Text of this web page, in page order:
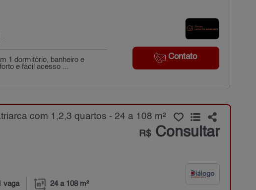
Contato
-
1 dormitório, banheiro e
e fácil acesso ...
com 1,2,3 quartos - 24 a 108 m²
R$Consultar
vaga 24 a 108 m²